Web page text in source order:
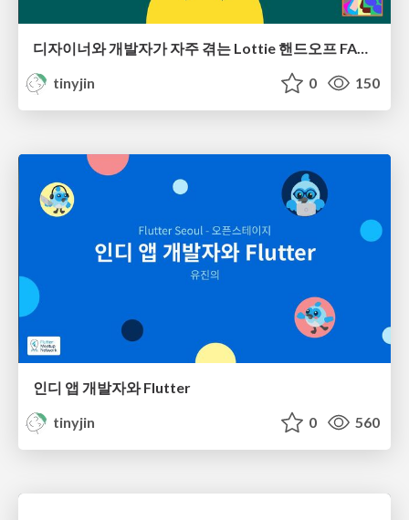
디자이너와 개발자가 자주 겪는 Lottie 핸드오프 FAQ - Figma Config Watch Party Seoul
tinyjin
0 150
인디 앱 개발자와 Flutter
tinyjin
0 560